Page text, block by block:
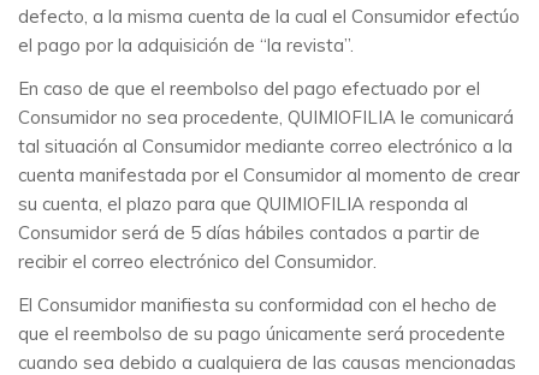
defecto, a la misma cuenta de la cual el Consumidor efectúo
el pago por la adquisición de “la revista”.
En caso de que el reembolso del pago efectuado por el
Consumidor no sea procedente, QUIMIOFILIA le comunicará
tal situación al Consumidor mediante correo electrónico a la
cuenta manifestada por el Consumidor al momento de crear
su cuenta, el plazo para que QUIMIOFILIA responda al
Consumidor será de 5 días hábiles contados a partir de
recibir el correo electrónico del Consumidor.
El Consumidor manifiesta su conformidad con el hecho de
que el reembolso de su pago únicamente será procedente
cuando sea debido a cualquiera de las causas mencionadas